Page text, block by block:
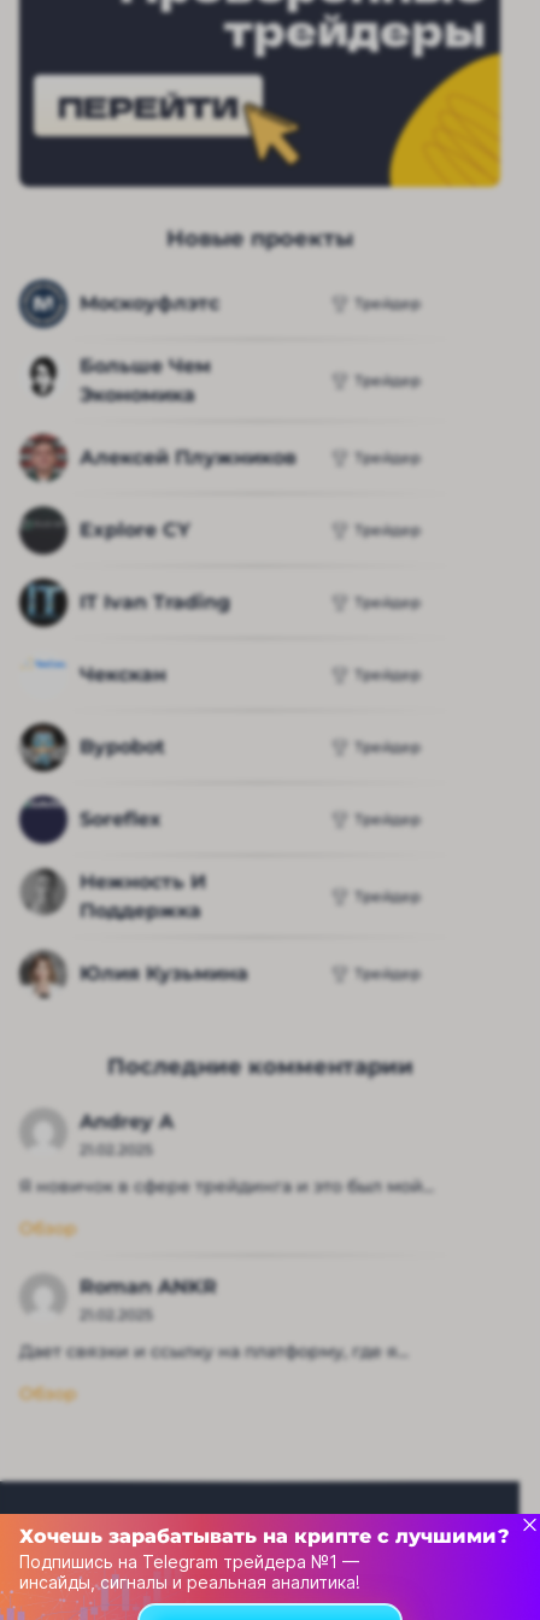
трейдеры
ПЕРЕЙТИ
Новые проекты
Москоуфлэтс Трейдер
Больше Чем
Экономика
Трейдер
Алексей Плужников Трейдер
Explore CY Трейдер
IT Ivan Trading Трейдер
Чекскан Трейдер
Bypobot Трейдер
Soreflex Трейдер
Нежность И
Поддержка
Трейдер
Юлия Кузьмина Трейдер
Последние комментарии
Andrey A
21.02.2025
Я новичок в сфере трейдинга и это был мой...
Обзор
Roman ANKR
21.02.2025
Дает связки и ссылку на платформу, где я...
Обзор
Хочешь зарабатывать на крипте с лучшими?
Подпишись на Telegram трейдера №1 —
инсайды, сигналы и реальная аналитика!